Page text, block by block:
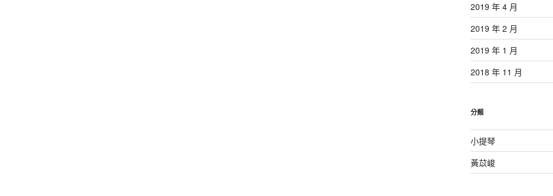
2019 年 4 月
2019 年 2 月
2019 年 1 月
2018 年 11 月
分類
小提琴
黃苡峻